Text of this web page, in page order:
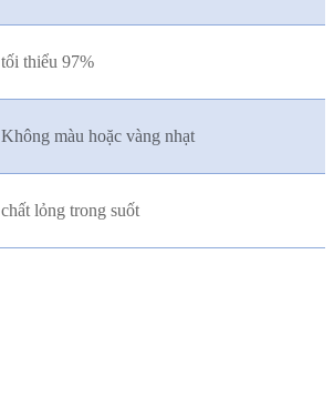
tối thiểu 97%
Không màu hoặc vàng nhạt
chất lỏng trong suốt